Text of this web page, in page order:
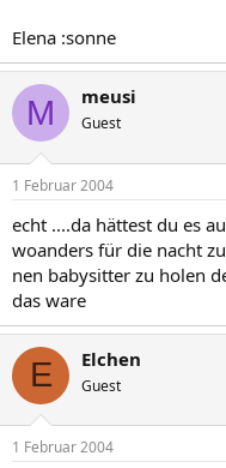
Elena :sonne
M meusi
Guest
1 Februar 2004
echt ....da hättest du es
woanders für die nacht
nen babysitter zu holen
das ware
E Elchen
Guest
1 Februar 2004